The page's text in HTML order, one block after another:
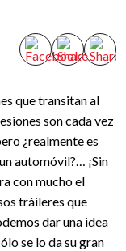
que transitan al
son cada vez
¿realmente es
automóvil?… ¡Sin
con mucho el
tráileres que
dar una idea
se lo da su gran